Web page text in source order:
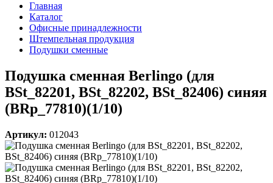
Главная
Каталог
Офисные принадлежности
Штемпельная продукция
Подушки сменные
Подушка сменная Berlingo (для
BSt_82201, BSt_82202, BSt_82406) синяя
(BRp_77810)(1/10)
Артикул: 012043